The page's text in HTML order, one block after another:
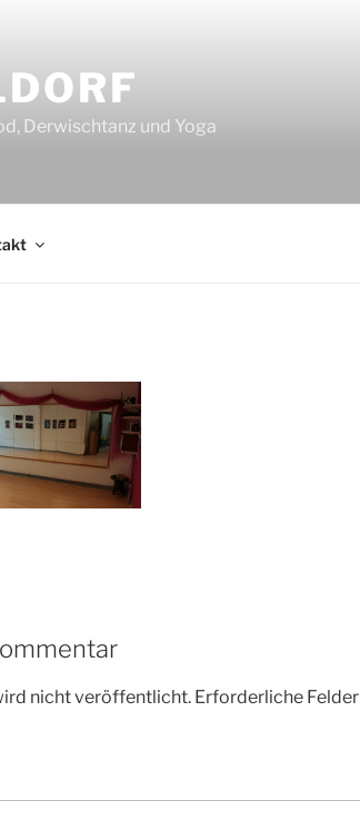
Derwischtanz und Yoga
nicht veröffentlicht. Erforderliche Felder